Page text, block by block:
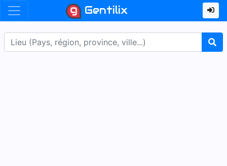
Gentilix